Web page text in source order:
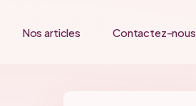
Nos articles Contactez-nous